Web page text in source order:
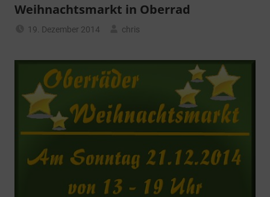
Weihnachtsmarkt in Oberrad
19. Dezember 2014
chris